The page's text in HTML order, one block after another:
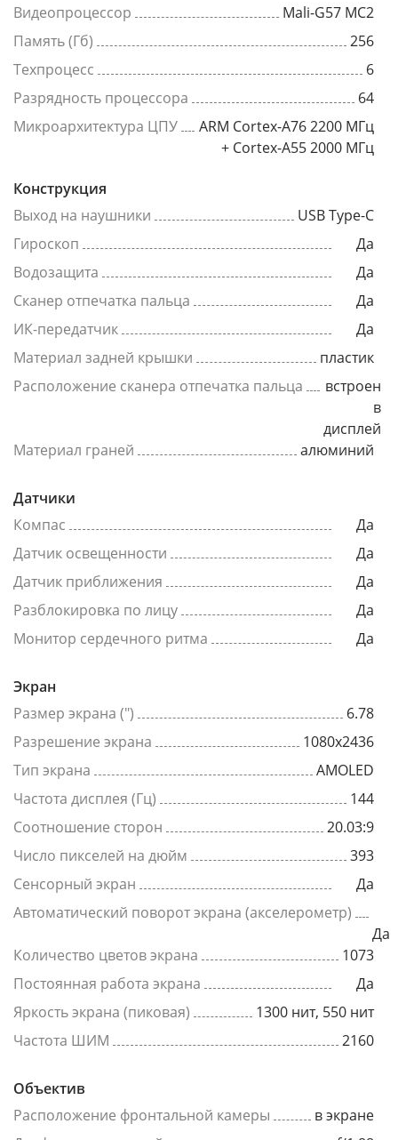
Видеопроцессор
Mali-G57 MC2
Память (Гб)
256
Техпроцесс
6
Разрядность процессора
64
Микроархитектура ЦПУ
ARM Cortex-A76 2200 МГц
+ Cortex-A55 2000 МГц
Конструкция
Выход на наушники
USB Type-C
Гироскоп
Да
Водозащита
Да
Сканер отпечатка пальца
Да
ИК-передатчик
Да
Материал задней крышки
пластик
Расположение сканера отпечатка пальца
встроен
в
дисплей
Материал граней
алюминий
Датчики
Компас
Да
Датчик освещенности
Да
Датчик приближения
Да
Разблокировка по лицу
Да
Монитор сердечного ритма
Да
Экран
Размер экрана (")
6.78
Разрешение экрана
1080x2436
Тип экрана
AMOLED
Частота дисплея (Гц)
144
Соотношение сторон
20.03:9
Число пикселей на дюйм
393
Сенсорный экран
Да
Автоматический поворот экрана (акселерометр)
Да
Количество цветов экрана
1073
Постоянная работа экрана
Да
Яркость экрана (пиковая)
1300 нит, 550 нит
Частота ШИМ
2160
Объектив
Расположение фронтальной камеры
в экране